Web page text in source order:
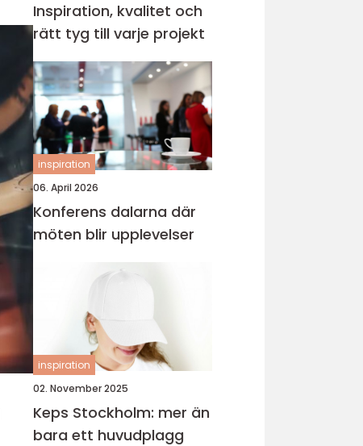
Inspiration, kvalitet och
rätt tyg till varje projekt
inspiration
06. April 2026
Konferens dalarna där
möten blir upplevelser
inspiration
02. November 2025
Keps Stockholm: mer än
bara ett huvudplagg